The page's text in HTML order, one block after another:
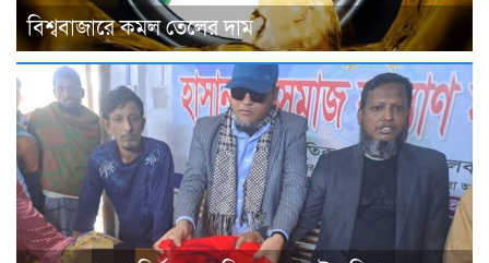
বিশ্ববাজারে কমল তেলের দাম